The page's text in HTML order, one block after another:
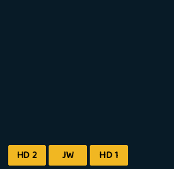
HD 2 JW HD 1